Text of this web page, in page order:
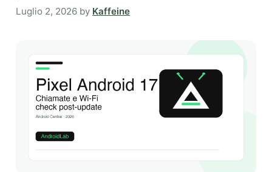
Luglio 2, 2026 by Kaffeine